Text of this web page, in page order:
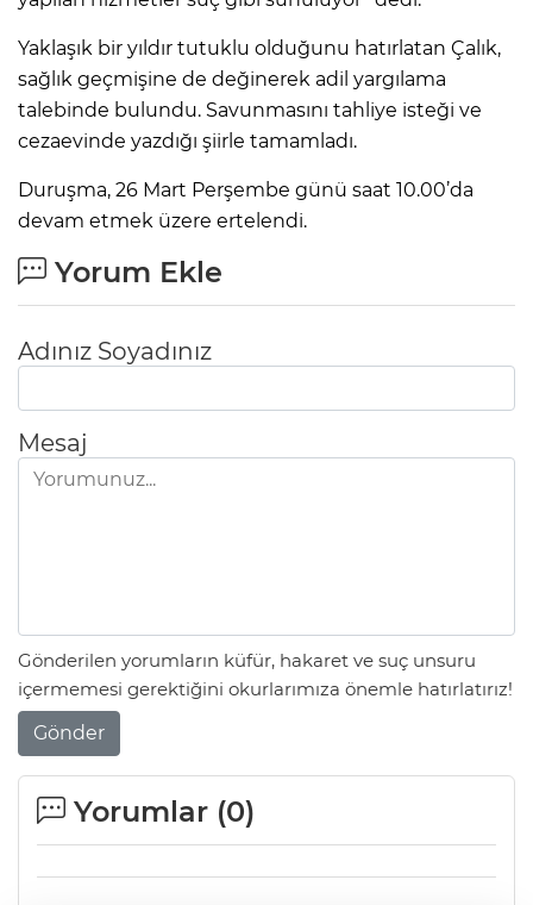
Yaklaşık bir yıldır tutuklu olduğunu hatırlatan Çalık,
sağlık geçmişine de değinerek adil yargılama
talebinde bulundu. Savunmasını tahliye isteği ve
cezaevinde yazdığı şiirle tamamladı.
Duruşma, 26 Mart Perşembe günü saat 10.00’da
devam etmek üzere ertelendi.
Yorum Ekle
Adınız Soyadınız
Mesaj
Gönderilen yorumların küfür, hakaret ve suç unsuru
içermemesi gerektiğini okurlarımıza önemle hatırlatırız!
Gönder
Yorumlar (0)